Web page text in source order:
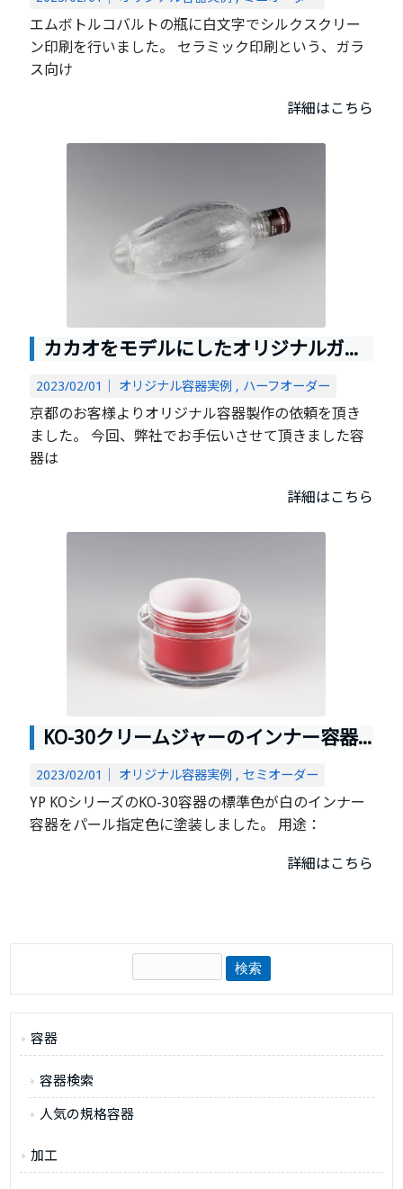
エムボトルコバルトの瓶に白文字でシルクスクリー
ン印刷を行いました。 セラミック印刷という、ガラ
ス向け
詳細はこちら
カカオをモデルにしたオリジナルガラス容器
2023/02/01｜ オリジナル容器実例 ハーフオーダー
京都のお客様よりオリジナル容器製作の依頼を頂き
ました。 今回、弊社でお手伝いさせて頂きました容
器は
詳細はこちら
KO-30クリームジャーのインナー容器を塗装しました
2023/02/01｜ オリジナル容器実例 セミオーダー
YP KOシリーズのKO-30容器の標準色が白のインナー
容器をパール指定色に塗装しました。 用途：
詳細はこちら
容器
容器検索
人気の規格容器
加工